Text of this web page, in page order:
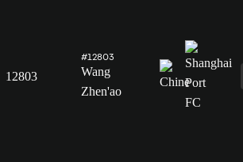
12803
#12803
Wang
Zhen'ao